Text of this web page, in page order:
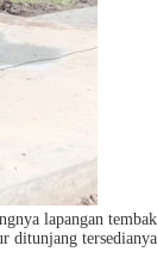
lapangan
ditunjang